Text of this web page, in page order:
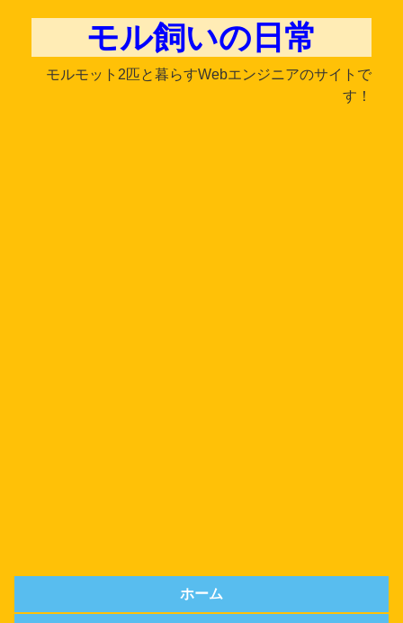
モル飼いの日常
モルモット2匹と暮らすWebエンジニアのサイトで
す！
ホーム